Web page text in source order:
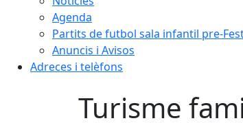
Agenda
Partits de futbol sala infantil pre-
Anuncis i Avisos
Adreces i telèfons
Turisme